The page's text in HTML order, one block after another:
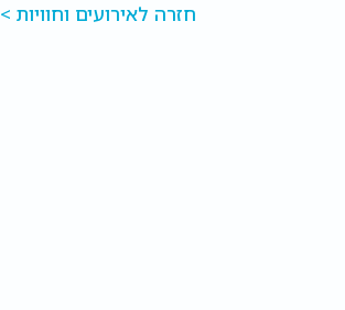
חזרה לאירועים וחוויות >